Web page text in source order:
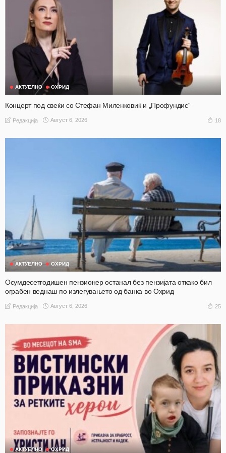
АКТУЕЛНО ОХРИД
Концерт под свеќи со Стефан Миленковиќ и „Профундис“
Редакција Август 6, 2026 18
АКТУЕЛНО ОХРИД
Осумдесетгодишен пензионер останал без пензијата откако бил
ограбен веднаш по излегувањето од банка во Охрид
Редакција Август 6, 2026 25
АКТУЕЛНО ОХРИД